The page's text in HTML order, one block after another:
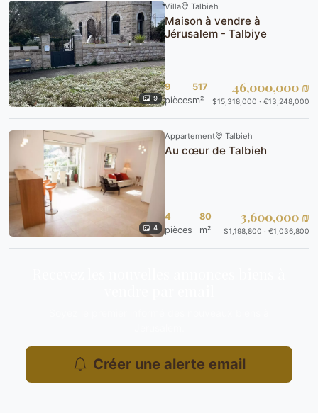
9
Villa Talbieh
Maison à vendre à
Jérusalem - Talbiye
9
pièces
517
m²
46,000,000 ₪
$15,318,000 · €13,248,000
4
Appartement Talbieh
Au cœur de Talbieh
4
pièces
80
m²
3,600,000 ₪
$1,198,800 · €1,036,800
Créer une alerte email